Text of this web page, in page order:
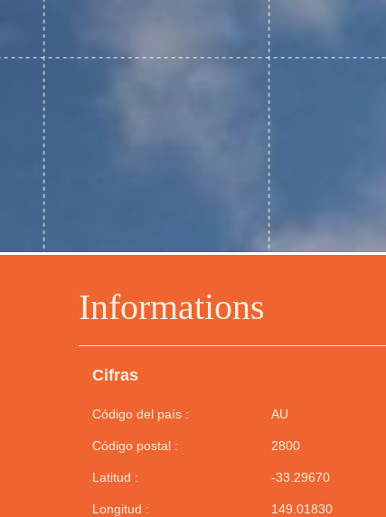
Informations
Cifras
Código del país : AU
Código postal : 2800
Latitud : -33.29670
Longitud : 149.01830